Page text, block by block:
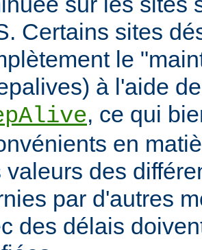
Certains sites
le
à l'aide
, ce qui
en
valeurs des
par d'autres
des délais